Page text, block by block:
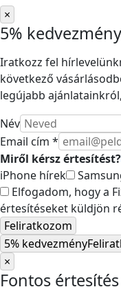
×
5%
Iratkozz fel
következő
legújabb
Név
Email cím *
Miről kérsz értesítést?
iPhone hírek
Elfogadom, hogy a
értesítéseket küldjön
Feliratkozom
5% kedvezmény
×
Fontos értesítés